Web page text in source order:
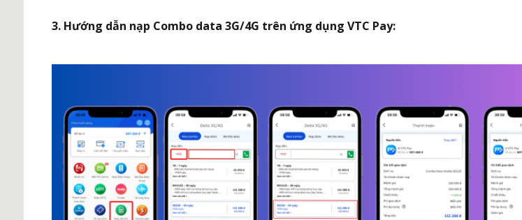
3. Hướng dẫn nạp Combo data 3G/4G trên ứng dụng VTC Pay: